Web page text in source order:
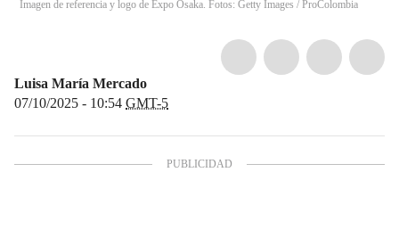
Imagen de referencia y logo de Expo Osaka. Fotos: Getty Images / ProColombia
Luisa María Mercado
07/10/2025 - 10:54 GMT-5